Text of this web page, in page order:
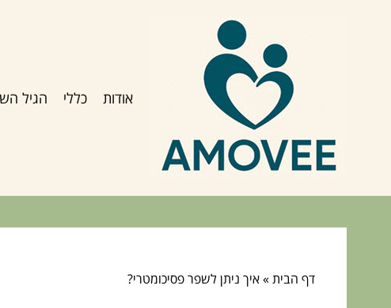
אודות כללי הגיל
דף הבית»איך ניתן לשפר פסיכומטרי?